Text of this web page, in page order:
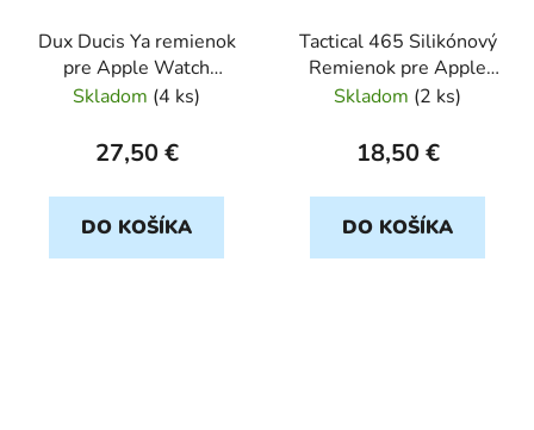
Dux Ducis Ya remienok
pre Apple Watch
42/44/45/49mm čierny
Skladom (4 ks)
27,50 €
DO KOŠÍKA
Tactical 465 Silikónový
Remienok pre Apple
Watch 38/40/41mm
Skladom (2 ks)
18,50 €
DO KOŠÍKA